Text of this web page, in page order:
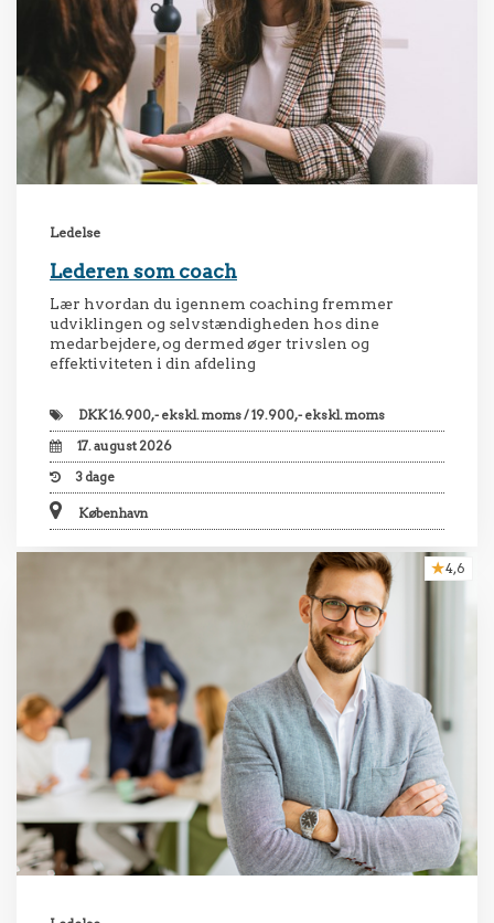
Ledelse
Lederen som coach
Lær hvordan du igennem coaching fremmer
udviklingen og selvstændigheden hos dine
medarbejdere, og dermed øger trivslen og
effektiviteten i din afdeling
DKK16.900,- ekskl. moms / 19.900,- ekskl. moms
17. august 2026
3 dage
København
4,6